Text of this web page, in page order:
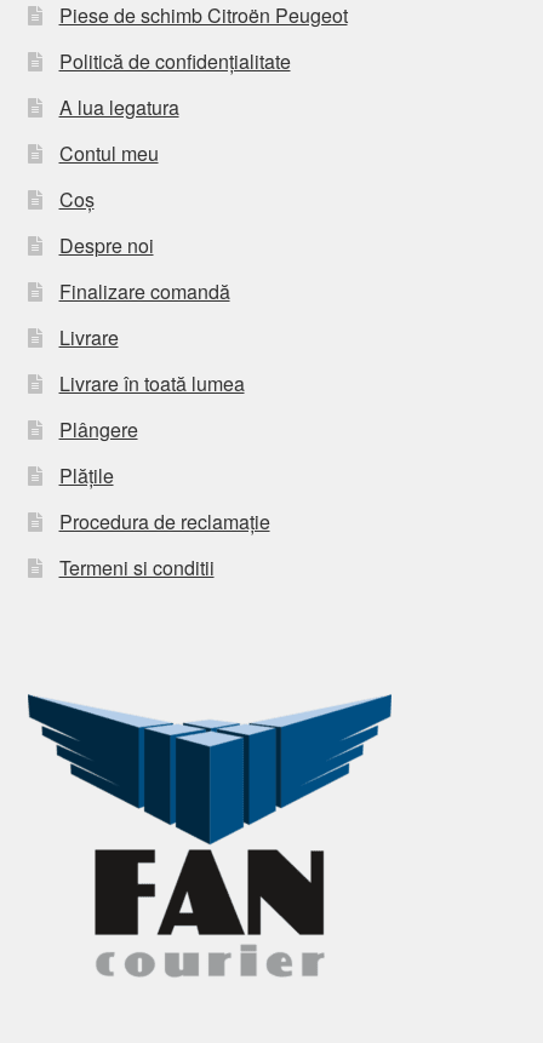
Piese de schimb Citroën Peugeot
Politică de confidențialitate
A lua legatura
Contul meu
Coș
Despre noi
Finalizare comandă
Livrare
Livrare în toată lumea
Plângere
Plățile
Procedura de reclamație
Termeni si conditii